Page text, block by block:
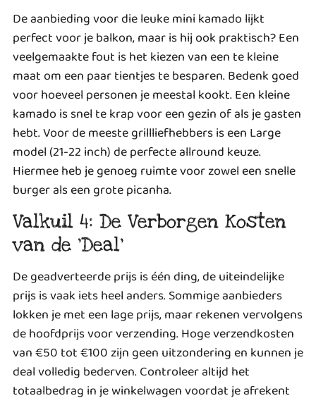
De aanbieding voor die leuke mini kamado lijkt
perfect voor je balkon, maar is hij ook praktisch? Een
veelgemaakte fout is het kiezen van een te kleine
maat om een paar tientjes te besparen. Bedenk goed
voor hoeveel personen je meestal kookt. Een kleine
kamado is snel te krap voor een gezin of als je gasten
hebt. Voor de meeste grillliefhebbers is een Large
model (21-22 inch) de perfecte allround keuze.
Hiermee heb je genoeg ruimte voor zowel een snelle
burger als een grote picanha.
Valkuil 4: De Verborgen Kosten
van de ‘Deal’
De geadverteerde prijs is één ding, de uiteindelijke
prijs is vaak iets heel anders. Sommige aanbieders
lokken je met een lage prijs, maar rekenen vervolgens
de hoofdprijs voor verzending. Hoge verzendkosten
van €50 tot €100 zijn geen uitzondering en kunnen je
deal volledig bederven. Controleer altijd het
totaalbedrag in je winkelwagen voordat je afrekent